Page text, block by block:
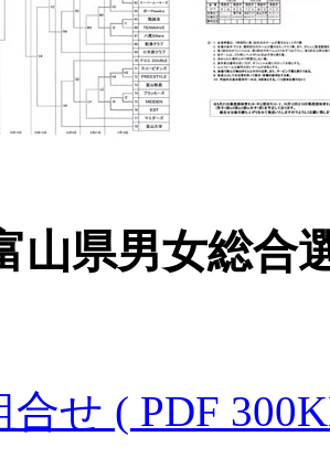
山県男女総合
合せ ( PDF